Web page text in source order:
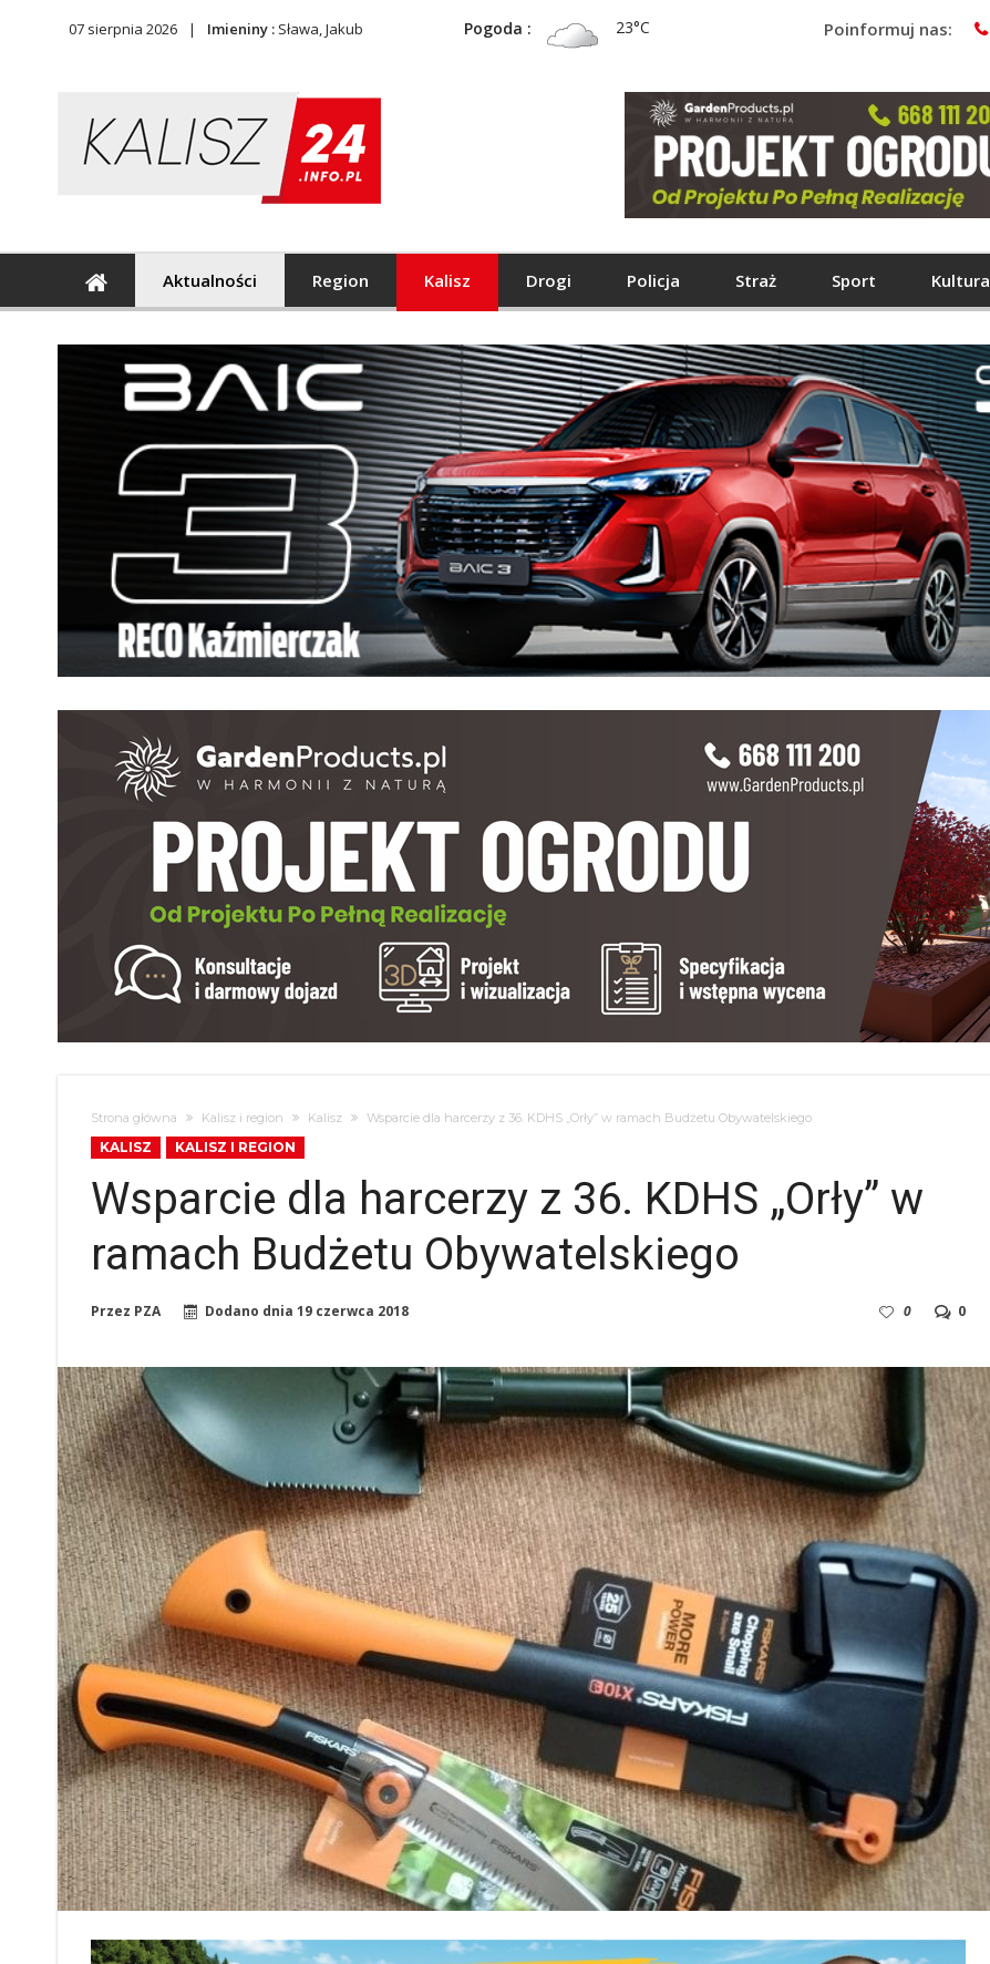
07 sierpnia 2026 Imieniny : Sława, Jakub Pogoda : 23°C Poinformuj nas:
Aktualności Region Kalisz Drogi Policja Straż Sport Kultura
Strona główna Kalisz i region Kalisz Wsparcie dla harcerzy z 36. KDHS „Orły” w ramach Budżetu Obywatelskiego
KALISZ KALISZ I REGION
Wsparcie dla harcerzy z 36. KDHS „Orły” w
ramach Budżetu Obywatelskiego
Przez PZA Dodano dnia 19 czerwca 2018 0
0